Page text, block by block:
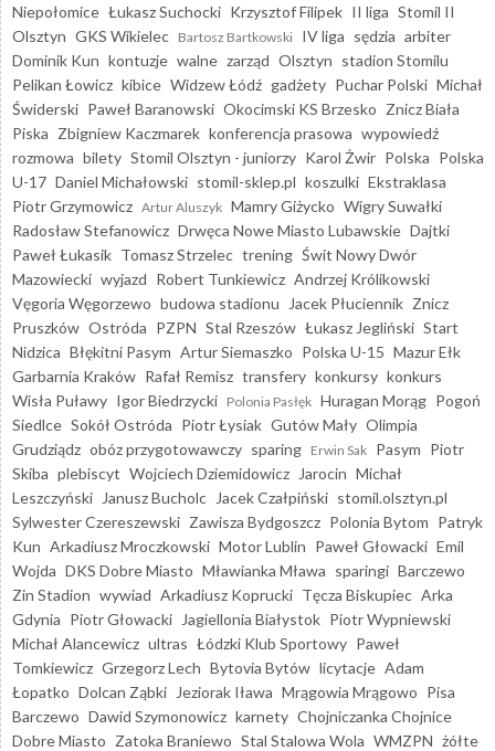
Niepołomice Łukasz Suchocki Krzysztof Filipek II liga Stomil II
Olsztyn GKS Wikielec Bartosz Bartkowski IV liga sędzia arbiter
Dominik Kun kontuzje walne zarząd Olsztyn stadion Stomilu
Pelikan Łowicz kibice Widzew Łódź gadżety Puchar Polski Michał
Świderski Paweł Baranowski Okocimski KS Brzesko Znicz Biała
Piska Zbigniew Kaczmarek konferencja prasowa wypowiedź
rozmowa bilety Stomil Olsztyn - juniorzy Karol Żwir Polska Polska
U-17 Daniel Michałowski stomil-sklep.pl koszulki Ekstraklasa
Piotr Grzymowicz Artur Aluszyk Mamry Giżycko Wigry Suwałki
Radosław Stefanowicz Drwęca Nowe Miasto Lubawskie Dajtki
Paweł Łukasik Tomasz Strzelec trening Świt Nowy Dwór
Mazowiecki wyjazd Robert Tunkiewicz Andrzej Królikowski
Vęgoria Węgorzewo budowa stadionu Jacek Płuciennik Znicz
Pruszków Ostróda PZPN Stal Rzeszów Łukasz Jegliński Start
Nidzica Błękitni Pasym Artur Siemaszko Polska U-15 Mazur Ełk
Garbarnia Kraków Rafał Remisz transfery konkursy konkurs
Wisła Puławy Igor Biedrzycki Polonia Pasłęk Huragan Morąg Pogoń
Siedlce Sokół Ostróda Piotr Łysiak Gutów Mały Olimpia
Grudziądz obóz przygotowawczy sparing Erwin Sak Pasym Piotr
Skiba plebiscyt Wojciech Dziemidowicz Jarocin Michał
Leszczyński
Janusz Bucholc Jacek Czałpiński stomil.olsztyn.pl
Sylwester Czereszewski Zawisza Bydgoszcz Polonia Bytom Patryk
Kun Arkadiusz Mroczkowski Motor Lublin Paweł Głowacki Emil
Wojda DKS Dobre Miasto Mławianka Mława sparingi Barczewo
Zin Stadion wywiad Arkadiusz Koprucki Tęcza Biskupiec Arka
Gdynia Piotr Głowacki Jagiellonia Białystok Piotr Wypniewski
Michał Alancewicz ultras Łódzki Klub Sportowy Paweł
Tomkiewicz Grzegorz Lech Bytovia Bytów licytacje Adam
Łopatko Dolcan Ząbki Jeziorak Iława Mrągowia Mrągowo Pisa
Barczewo Dawid Szymonowicz karnety Chojniczanka Chojnice
Dobre Miasto Zatoka Braniewo Stal Stalowa Wola WMZPN żółte